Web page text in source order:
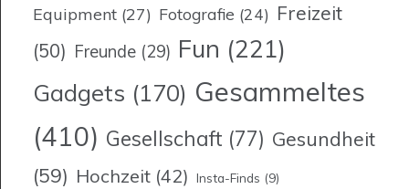
Equipment (27) Fotografie (24) Freizeit
(50) Freunde (29) Fun (221)
Gadgets (170) Gesammeltes
(410) Gesellschaft (77) Gesundheit
(59) Hochzeit (42) Insta-Finds (9)